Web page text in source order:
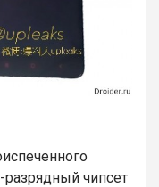
чипсет